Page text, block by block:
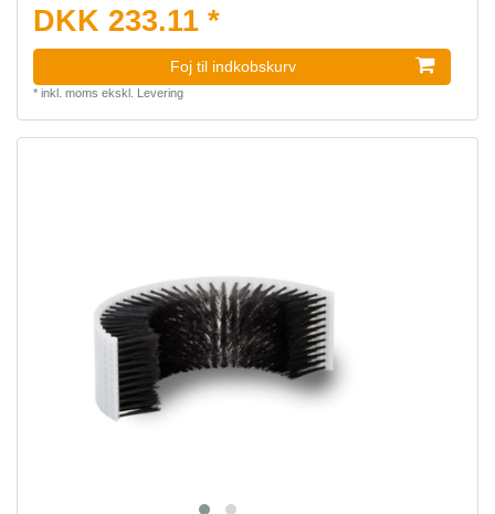
DKK 233.11 *
Foj til indkobskurv
* inkl. moms ekskl. Levering